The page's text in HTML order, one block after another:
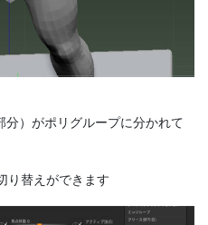
）がポリグループに分かれて
り替えができます